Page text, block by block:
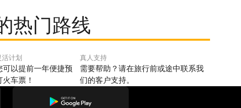
热门路线
活计划
可以提前一年便捷预
火车票！
真人支持
需要帮助？请在旅行前或途中联系我
们的客户支持。